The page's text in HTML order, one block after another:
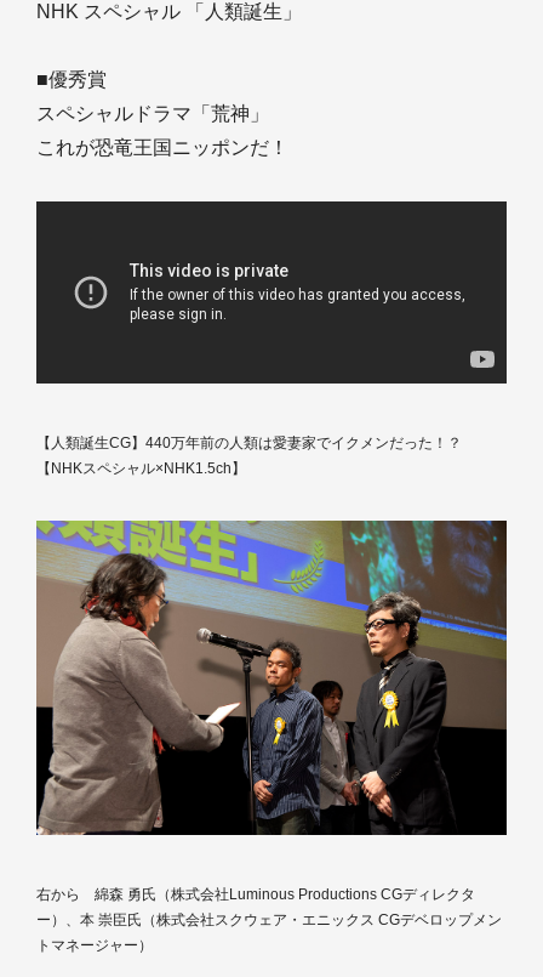
NHK スペシャル 「人類誕生」
■優秀賞
スペシャルドラマ「荒神」
これが恐竜王国ニッポンだ！
【人類誕生CG】440万年前の人類は愛妻家でイクメンだった！？
【NHKスペシャル×NHK1.5ch】
右から 綿森 勇氏（株式会社Luminous Productions CGディレクタ
ー）、本 崇臣氏（株式会社スクウェア・エニックス CGデベロップメン
トマネージャー）